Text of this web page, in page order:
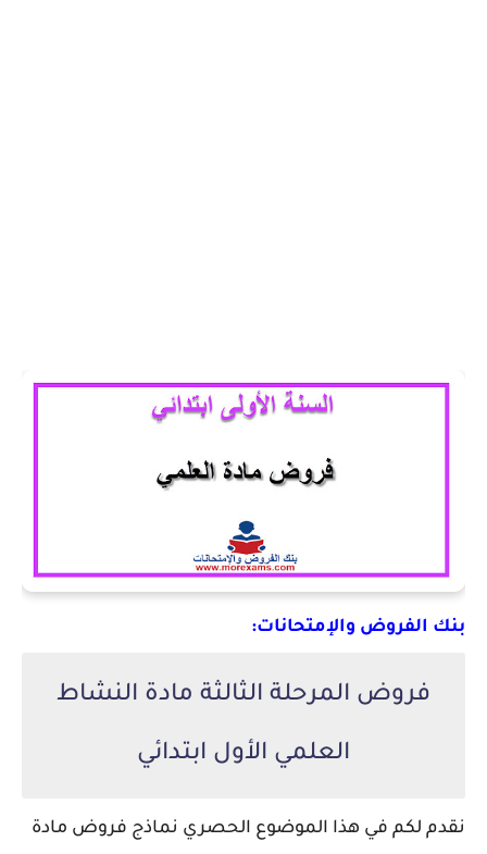
بنك الفروض والإمتحانات:
فروض المرحلة الثالثة مادة النشاط
العلمي الأول ابتدائي
نقدم لكم في هذا الموضوع الحصري نماذج فروض مادة